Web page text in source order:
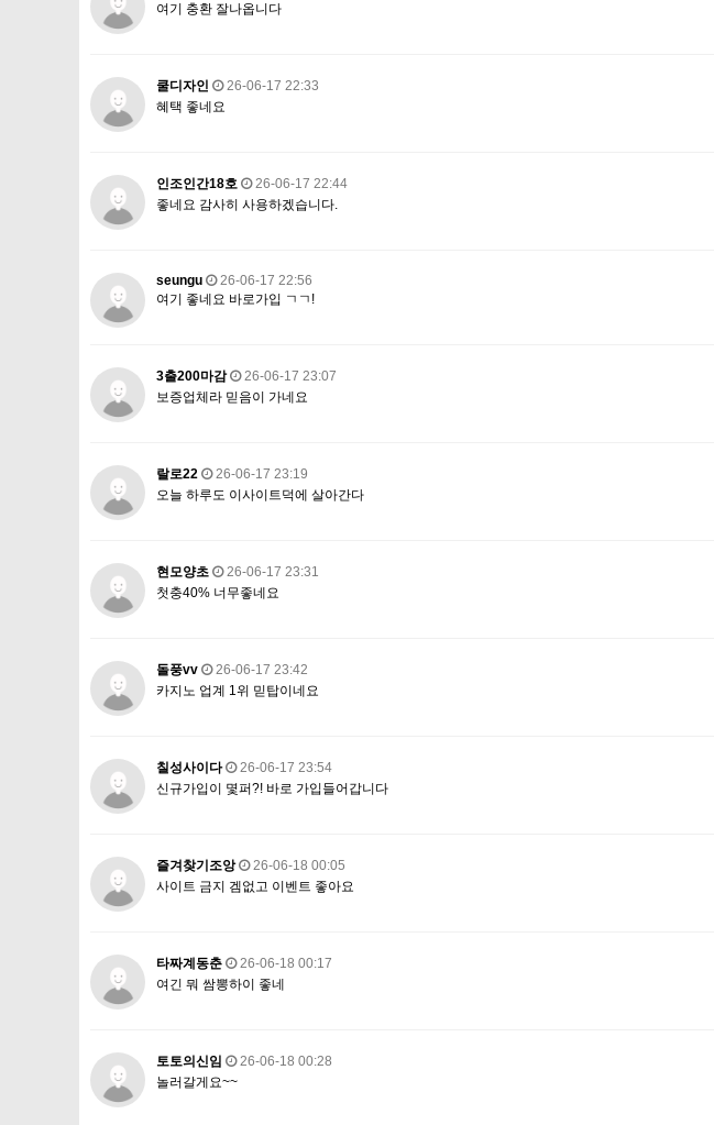
여기 충환 잘나옵니다
쿨디자인
26-06-17 22:33
혜택 좋네요
인조인간18호
26-06-17 22:44
좋네요 감사히 사용하겠습니다.
seungu
26-06-17 22:56
여기 좋네요 바로가입 ㄱㄱ!
3출200마감
26-06-17 23:07
보증업체라 믿음이 가네요
랄로22
26-06-17 23:19
오늘 하루도 이사이트덕에 살아간다
현모양초
26-06-17 23:31
첫충40% 너무좋네요
돌풍vv
26-06-17 23:42
카지노 업계 1위 믿탑이네요
칠성사이다
26-06-17 23:54
신규가입이 몇퍼?! 바로 가입들어갑니다
즐겨찾기조앙
26-06-18 00:05
사이트 금지 겜없고 이벤트 좋아요
타짜계동춘
26-06-18 00:17
여긴 뭐 쌈뽕하이 좋네
토토의신임
26-06-18 00:28
놀러갈게요~~